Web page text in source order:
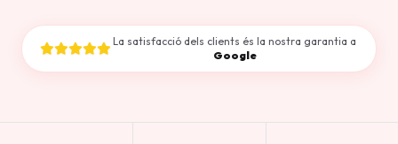
La satisfacció dels clients és la nostra garantia a
Google